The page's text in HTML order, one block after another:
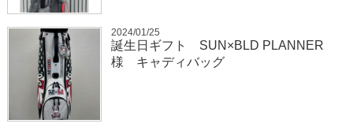
2024/01/25
誕生日ギフト SUN×BLD PLANNER
様 キャディバッグ